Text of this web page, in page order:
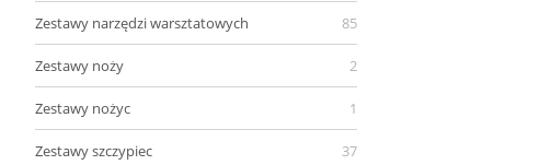
Zestawy narzędzi warsztatowych 85
Zestawy noży 2
Zestawy nożyc 1
Zestawy szczypiec 37